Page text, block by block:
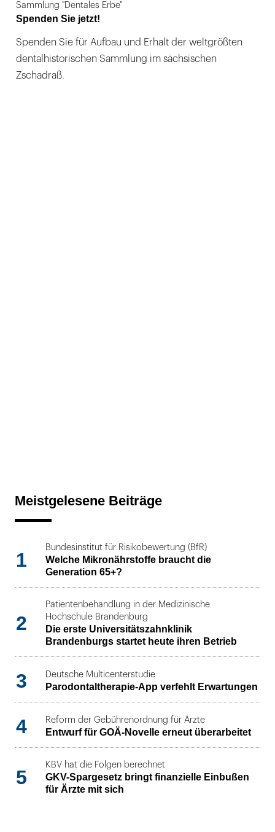
Sammlung "Dentales Erbe"
Spenden Sie jetzt!
Spenden Sie für Aufbau und Erhalt der weltgrößten
dentalhistorischen Sammlung im sächsischen
Zschadraß.
Meistgelesene Beiträge
1
Bundesinstitut für Risikobewertung (BfR)
Welche Mikronährstoffe braucht die
Generation 65+?
2
Patientenbehandlung in der Medizinische
Hochschule Brandenburg
Die erste Universitätszahnklinik
Brandenburgs startet heute ihren Betrieb
3 Deutsche Multicenterstudie
Parodontaltherapie-App verfehlt Erwartungen
4 Reform der Gebührenordnung für Ärzte
Entwurf für GOÄ-Novelle erneut überarbeitet
5
KBV hat die Folgen berechnet
GKV-Spargesetz bringt finanzielle Einbußen
für Ärzte mit sich